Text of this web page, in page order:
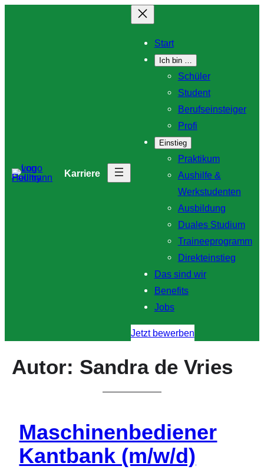
Karriere
Start
Ich bin …
Schüler
Student
Berufseinsteiger
Profi
Einstieg
Praktikum
Aushilfe &
Werkstudenten
Ausbildung
Duales Studium
Traineeprogramm
Direkteinstieg
Das sind wir
Benefits
Jobs
Jetzt bewerben
Autor: Sandra de Vries
Maschinenbediener
Kantbank (m/w/d)